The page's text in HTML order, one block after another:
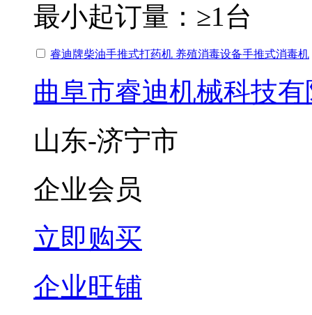
最小起订量： ≥1台
睿迪牌柴油手推式打药机 养殖消毒设备手推式消毒机
曲阜市睿迪机械科技
山东-济宁市
企业会员
立即购买
企业旺铺